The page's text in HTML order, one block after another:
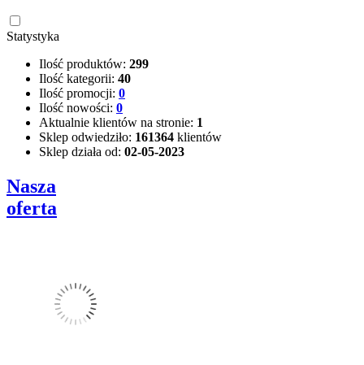
Statystyka
Ilość produktów: 299
Ilość kategorii: 40
Ilość promocji: 0
Ilość nowości: 0
Aktualnie klientów na stronie: 1
Sklep odwiedziło: 161364 klientów
Sklep działa od: 02-05-2023
Nasza
oferta